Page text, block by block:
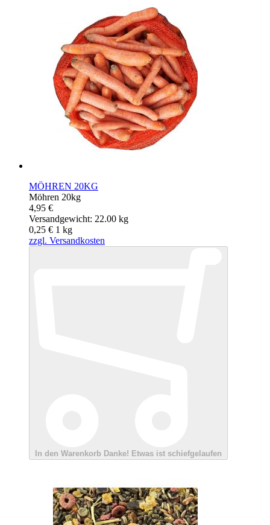
MÖHREN 20KG
Möhren 20kg
4,95 €
Versandgewicht: 22.00 kg
0,25 € 1 kg
zzgl. Versandkosten
In den Warenkorb Danke! Etwas ist schiefgelaufen